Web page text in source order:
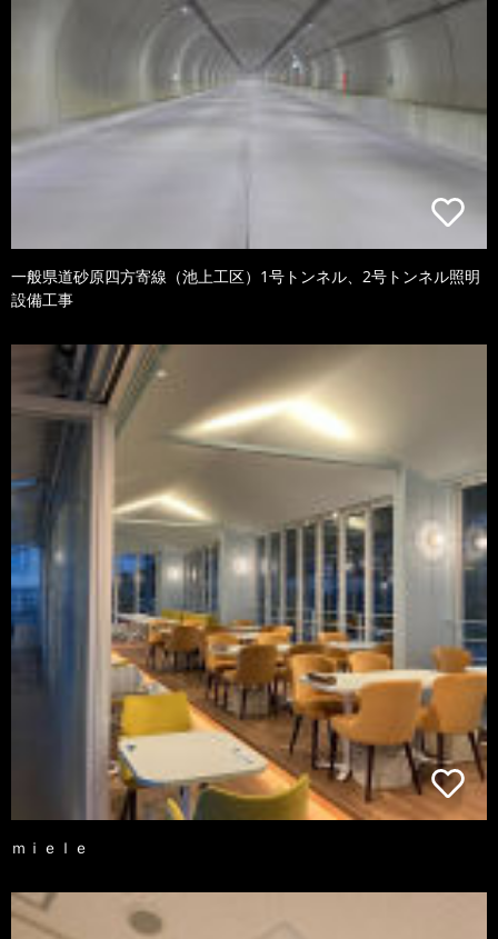
一般県道砂原四方寄線（池上工区）1号トンネル、2号トンネル照明
設備工事
ｍｉｅｌｅ